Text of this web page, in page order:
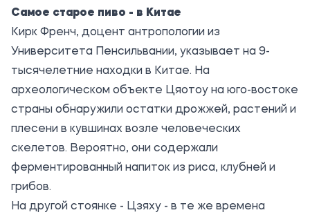
Самое старое пиво - в Китае
Кирк Френч, доцент антропологии из
Университета Пенсильвании, указывает на 9-
тысячелетние находки в Китае. На
археологическом объекте Цяотоу на юго-востоке
страны обнаружили остатки дрожжей, растений и
плесени в кувшинах возле человеческих
скелетов. Вероятно, они содержали
ферментированный напиток из риса, клубней и
грибов.
На другой стоянке - Цзяху - в те же времена